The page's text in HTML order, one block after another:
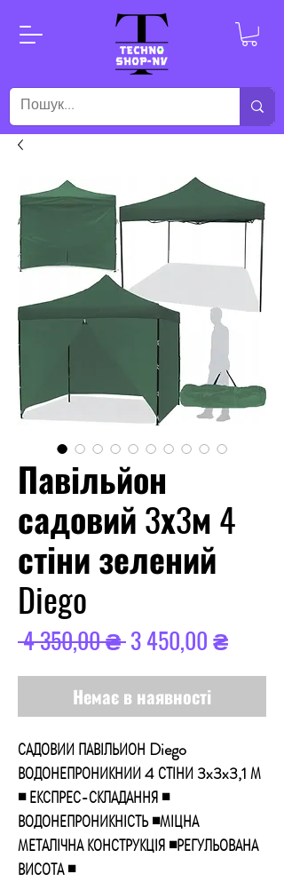
Павільйон
садовий 3х3м 4
стіни зелений
Diego
4 350,00 ₴ Звичайна
ціна
3 450,00 ₴За
Немає в наявності
САДОВИЙ ПАВІЛЬЙОН Diego
ВОДОНЕПРОНИКНИЙ 4 СТІНИ 3x3x3,1 М
◾ ЕКСПРЕС-СКЛАДАННЯ ◾
ВОДОНЕПРОНИКНІСТЬ ◾МІЦНА
МЕТАЛІЧНА КОНСТРУКЦІЯ ◾РЕГУЛЬОВАНА
ВИСОТА ◾